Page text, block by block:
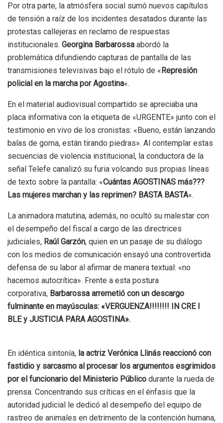
Por otra parte, la atmósfera social sumó nuevos capítulos
de tensión a raíz de los incidentes desatados durante las
protestas callejeras en reclamo de respuestas
institucionales. Georgina Barbarossa abordó la
problemática difundiendo capturas de pantalla de las
transmisiones televisivas bajo el rótulo de «Represión
policial en la marcha por Agostina«.
En el material audiovisual compartido se apreciaba una
placa informativa con la etiqueta de «URGENTE» junto con el
testimonio en vivo de los cronistas: «Bueno, están lanzando
balas de goma, están tirando piedras». Al contemplar estas
secuencias de violencia institucional, la conductora de la
señal Telefe canalizó su furia volcando sus propias líneas
de texto sobre la pantalla: «Cuántas AGOSTINAS más???
Las mujeres marchan y las reprimen? BASTA BASTA«.
La animadora matutina, además, no ocultó su malestar con
el desempeño del fiscal a cargo de las directrices
judiciales, Raúl Garzón, quien en un pasaje de su diálogo
con los medios de comunicación ensayó una controvertida
defensa de su labor al afirmar de manera textual: «no
hacemos autocrítica». Frente a esta postura
corporativa, Barbarossa arremetió con un descargo
fulminante en mayúsculas: «VERGUENZA!!!!!!!! IN CRE I
BLE y JUSTICIA PARA AGOSTINA».
En idéntica sintonía, la actriz Verónica Llinás reaccionó con
fastidio y sarcasmo al procesar los argumentos esgrimidos
por el funcionario del Ministerio Público durante la rueda de
prensa. Concentrando sus críticas en el énfasis que la
autoridad judicial le dedicó al desempeño del equipo de
rastreo de animales en detrimento de la contención humana,